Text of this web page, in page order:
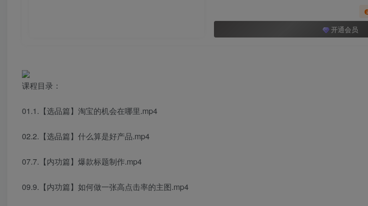
开通会员
课程目录：
01.1.【选品篇】淘宝的机会在哪里.mp4
02.2.【选品篇】什么算是好产品.mp4
07.7.【内功篇】爆款标题制作.mp4
09.9.【内功篇】如何做一张高点击率的主图.mp4